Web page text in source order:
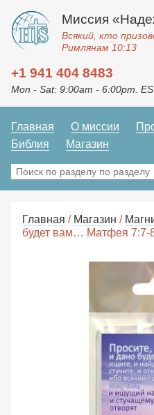
Миссия
Всякий, кто
Римлянам 10:13
+1 941 404 8483
Mon - Sat: 9:00am - 6:00pm.
Главная О миссии
Библия
Магазин
Главная / Магазин /
будет вам… Матфея 7:7-